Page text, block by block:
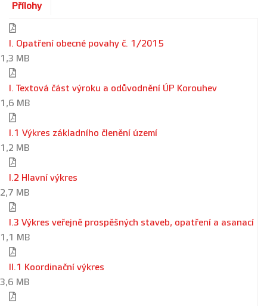
Přílohy
I. Opatření obecné povahy č. 1/2015
1,3 MB
I. Textová část výroku a odůvodnění ÚP Korouhev
1,6 MB
I.1 Výkres základního členění území
1,2 MB
I.2 Hlavní výkres
2,7 MB
I.3 Výkres veřejně prospěšných staveb, opatření a asanací
1,1 MB
II.1 Koordinační výkres
3,6 MB